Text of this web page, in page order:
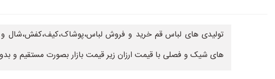
تولیدی های لباس قم خرید و فروش لباس،پوشاک،کیف،کفش،شال و
های شیک و فصلی با قیمت ارزان زیر قیمت بازار بصورت مستقیم و